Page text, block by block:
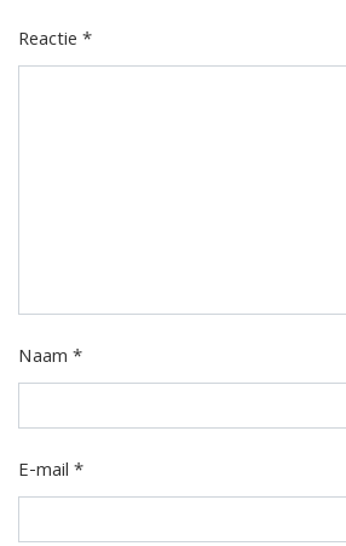
Reactie*
Naam*
E-mail*